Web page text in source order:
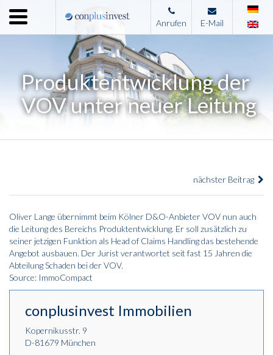
Menu
Home
Leistungen
Immobilienangebote
Anrufen E-Mail
Produktentwicklung der
VOV unter neuer Leitung
nächster Beitrag
Oliver Lange übernimmt beim Kölner D&O-Anbieter VOV nun auch
die Leitung des Bereichs Produktentwicklung. Er soll zusätzlich zu
seiner jetzigen Funktion als Head of Claims Handling das bestehende
Angebot ausbauen. Der Jurist verantwortet seit fast 15 Jahren die
Abteilung Schaden bei der VOV.
Source: ImmoCompact
conplusinvest Immobilien
Kopernikusstr. 9
D-81679 München